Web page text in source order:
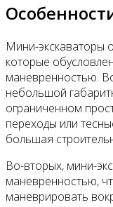
Мини-экскаваторы
которые
маневренностью.
небольшой
ограниченном
переходы или
большая
Во-вторых, мини-
маневренностью,
маневрировать